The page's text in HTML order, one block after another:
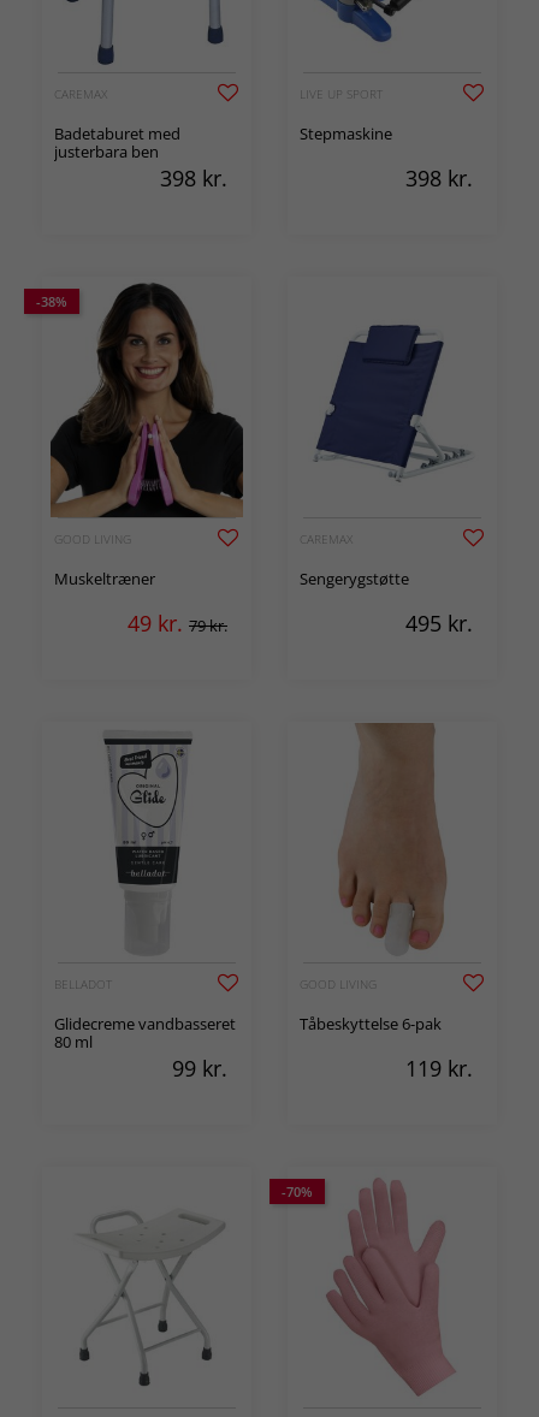
CAREMAX
Badetaburet med
justerbara ben
398 kr.
LIVE UP SPORT
Stepmaskine
398 kr.
-38%
GOOD LIVING
Muskeltræner
49 kr. 79 kr.
CAREMAX
Sengerygstøtte
495 kr.
BELLADOT
Glidecreme vandbasseret
80 ml
99 kr.
GOOD LIVING
Tåbeskyttelse 6-pak
119 kr.
-70%